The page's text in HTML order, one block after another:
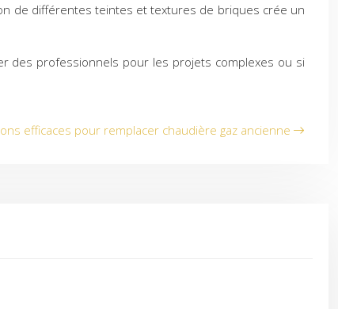
de différentes teintes et textures de briques crée un
des professionnels pour les projets complexes ou si
efficaces pour remplacer chaudière gaz ancienne